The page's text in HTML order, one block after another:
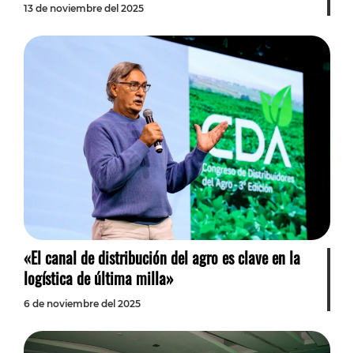
13 de noviembre del 2025
«El canal de distribución del agro es clave en la
logística de última milla»
6 de noviembre del 2025